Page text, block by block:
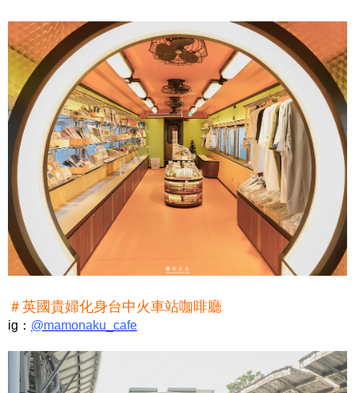
＃英國貴婦化身台中火車站咖啡廳
ig： @mamonaku_cafe